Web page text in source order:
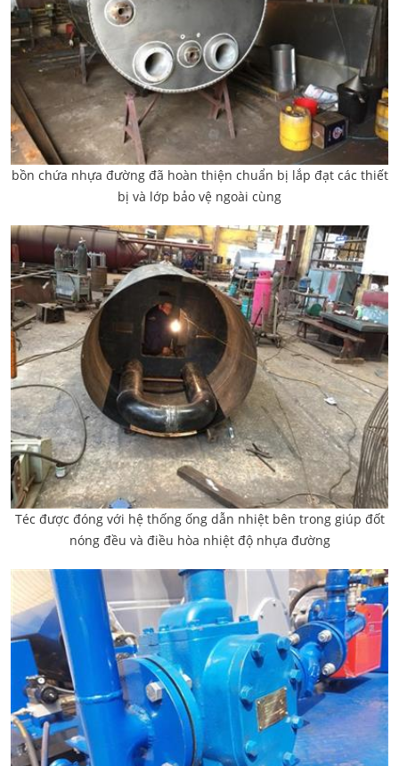
bồn chứa nhựa đường đã hoàn thiện chuẩn bị lắp đạt các thiết
bị và lớp bảo vệ ngoài cùng
Téc được đóng với hệ thống ống dẫn nhiệt bên trong giúp đốt
nóng đều và điều hòa nhiệt độ nhựa đường